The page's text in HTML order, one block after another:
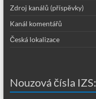
Zdroj kanálů (příspěvky)
Kanál komentářů
Česká lokalizace
Nouzová čísla IZS: